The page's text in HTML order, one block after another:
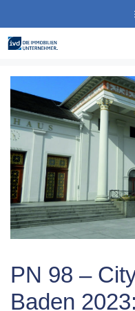
Inhalt
springen
PN 98 –
Baden